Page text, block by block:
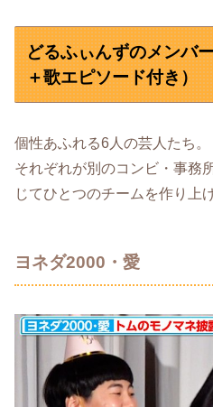
どるふぃんずのメンバ
＋歌エピソード付き）
個性あふれる6人の芸人たち。
それぞれが別のコンビ・事務
じてひとつのチームを作り上
ヨネダ2000・愛